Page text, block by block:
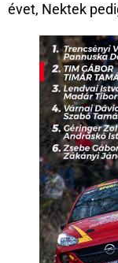
évet, Nektek